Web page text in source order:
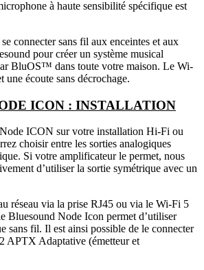
à haute sensibilité spécifique est
connecter sans fil aux enceintes et aux
pour créer un système musical
BluOS™ dans toute votre maison. Le Wi-
une écoute sans décrochage.
ICON : INSTALLATION
ICON sur votre installation Hi-Fi ou
choisir entre les sorties analogiques
Si votre amplificateur le permet, nous
d’utiliser la sortie symétrique avec un
réseau via la prise RJ45 ou via le Wi-Fi 5
Bluesound Node Icon permet d’utiliser
sans fil. Il est ainsi possible de le connecter
APTX Adaptative (émetteur et